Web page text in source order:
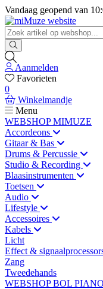
Vandaag geopend van
Aanmelden
Favorieten
0
Winkelmandje
Menu
WEBSHOP MIMUZE
Accordeons
Gitaar & Bas
Drums & Percussie
Studio & Recording
Blaasinstrumenten
Toetsen
Audio
Lifestyle
Accessoires
Kabels
Licht
Effect &
Zang
Tweedehands
WEBSHOP BOL